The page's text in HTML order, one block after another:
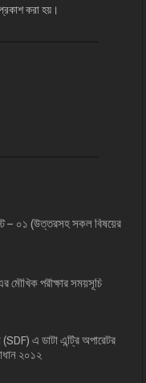
করা হয়।
– ০১ (উত্তরসহ সকল বিষয়ের
মৌখিক পরীক্ষার সময়সূচি
এ ডাটা এন্ট্রি অপারেটর
২০১২